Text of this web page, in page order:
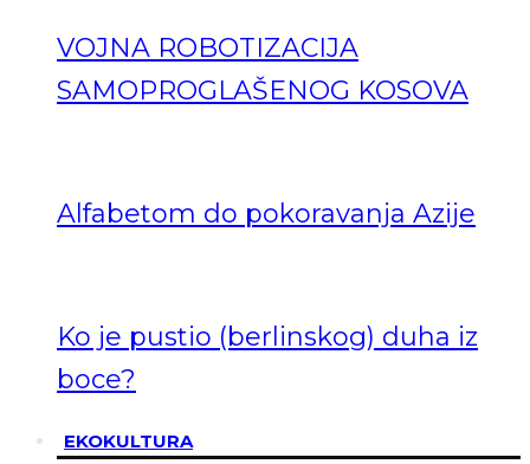
VOJNA ROBOTIZACIJA
SAMOPROGLAŠENOG KOSOVA
Alfabetom do pokoravanja Azije
Ko je pustio (berlinskog) duha iz
boce?
EKOKULTURA